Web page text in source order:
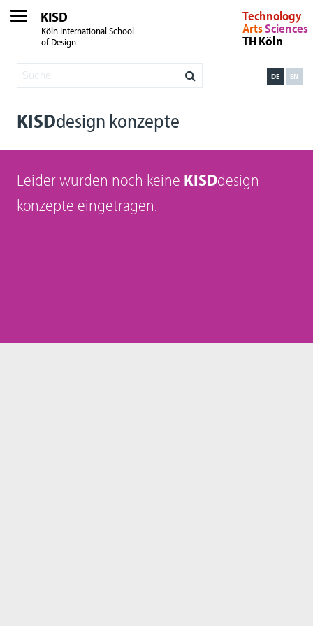
KISD
Köln International School
of Design
Technology
ArtsSciences
TH Köln
EN
DE
KISDdesign konzepte
Leider wurden noch keine KISDdesign
konzepte eingetragen.